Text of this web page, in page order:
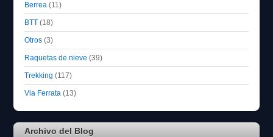
Berrea (11)
BTT (18)
Otros (3)
Raquetas de nieve (39)
Trekking (117)
Via Ferrata (13)
Archivo del Blog